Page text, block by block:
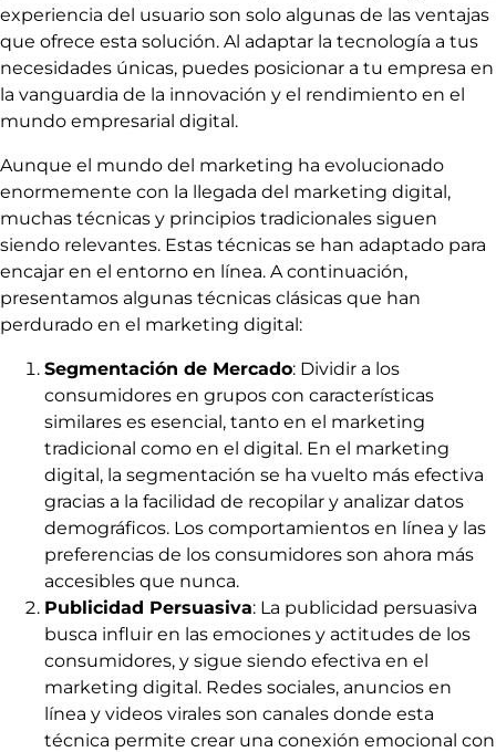
experiencia del usuario son solo algunas de las ventajas
que ofrece esta solución. Al adaptar la tecnología a tus
necesidades únicas, puedes posicionar a tu empresa en
la vanguardia de la innovación y el rendimiento en el
mundo empresarial digital.
Aunque el mundo del marketing ha evolucionado
enormemente con la llegada del marketing digital,
muchas técnicas y principios tradicionales siguen
siendo relevantes. Estas técnicas se han adaptado para
encajar en el entorno en línea. A continuación,
presentamos algunas técnicas clásicas que han
perdurado en el marketing digital:
Segmentación de Mercado: Dividir a los
consumidores en grupos con características
similares es esencial, tanto en el marketing
tradicional como en el digital. En el marketing
digital, la segmentación se ha vuelto más efectiva
gracias a la facilidad de recopilar y analizar datos
demográficos. Los comportamientos en línea y las
preferencias de los consumidores son ahora más
accesibles que nunca.
Publicidad Persuasiva: La publicidad persuasiva
busca influir en las emociones y actitudes de los
consumidores, y sigue siendo efectiva en el
marketing digital. Redes sociales, anuncios en
línea y videos virales son canales donde esta
técnica permite crear una conexión emocional con